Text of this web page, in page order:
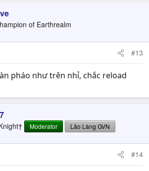
of Earthrealm
#13
pháo như trên nhỉ, chắc reload
Moderator Lão Làng GVN
#14